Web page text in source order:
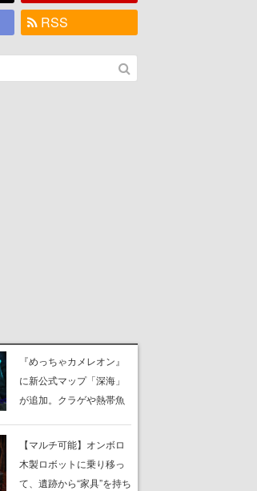
RSS
『めっちゃカメレオン』
に新公式マップ「深海」
が追加。クラゲや熱帯魚
や大きな貝も
【マルチ可能】オンボロ
木製ロボットに乗り移っ
て、遺跡から“家具”を持ち